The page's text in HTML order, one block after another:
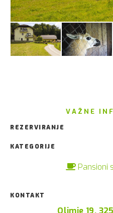
VAŽNE
REZERVIRANJE
KATEGORIJE
Pansioni
KONTAKT
Olimje 19,